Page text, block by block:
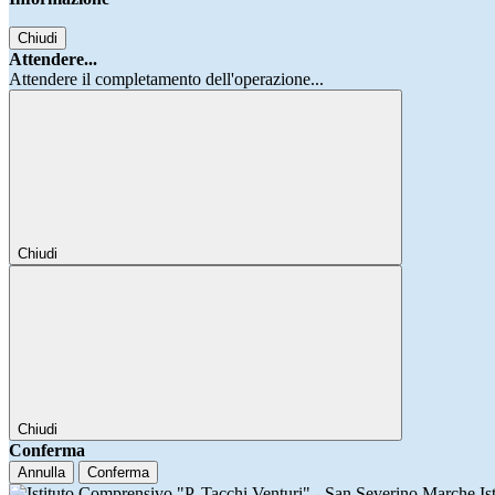
Chiudi
Attendere...
Attendere il completamento dell'operazione...
Chiudi
Chiudi
Conferma
Annulla Conferma